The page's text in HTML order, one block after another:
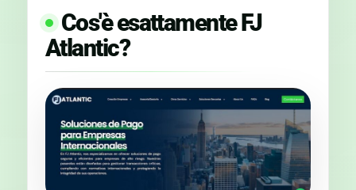
Cos'è esattamente FJ
Atlantic?